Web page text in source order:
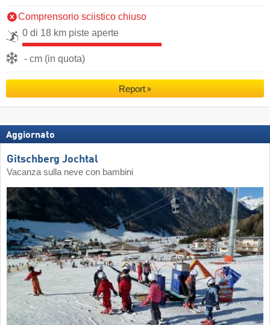
Comprensorio sciistico chiuso
0 di 18 km piste aperte
- cm (in quota)
Report
Aggiornato
Gitschberg Jochtal
Vacanza sulla neve con bambini